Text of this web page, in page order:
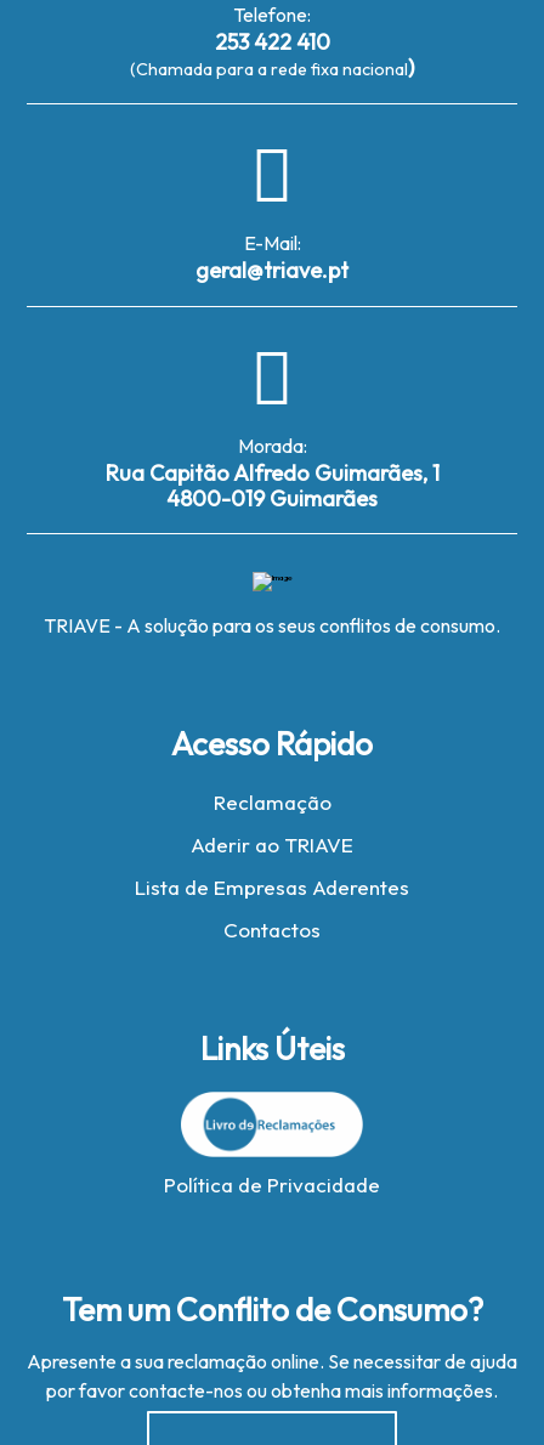
Telefone:
253 422 410
(Chamada para a rede fixa nacional)
E-Mail:
geral@triave.pt
Morada:
Rua Capitão Alfredo Guimarães, 1
4800-019 Guimarães
TRIAVE - A solução para os seus conflitos de consumo.
Acesso Rápido
Reclamação
Aderir ao TRIAVE
Lista de Empresas Aderentes
Contactos
Links Úteis
Política de Privacidade
Tem um Conflito de Consumo?
Apresente a sua reclamação online. Se necessitar de ajuda
por favor contacte-nos ou obtenha mais informações.